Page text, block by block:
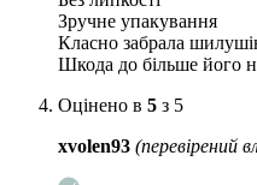
ультрафіолету і
середовища.
зсередини, зміцнює
заломи.
Зручне упакування
Класно забрала
Шкода до більше його
Оцінено в 5 з 5
xvolen93 (перевірений